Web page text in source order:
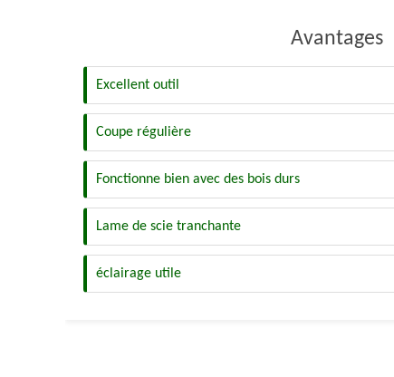
Avantages
Excellent outil
Coupe régulière
Fonctionne bien avec des bois durs
Lame de scie tranchante
éclairage utile